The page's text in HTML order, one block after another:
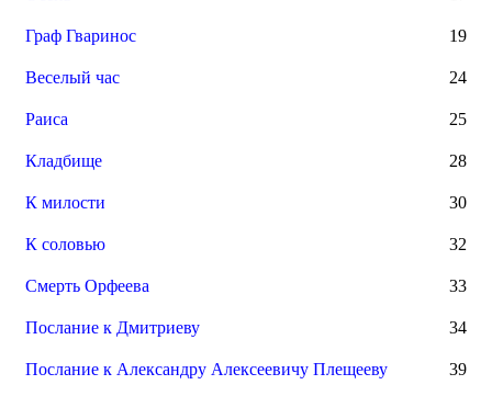
Граф Гваринос 19
Веселый час 24
Раиса 25
Кладбище 28
К милости 30
К соловью 32
Смерть Орфеева 33
Послание к Дмитриеву 34
Послание к Александру Алексеевичу Плещееву 39